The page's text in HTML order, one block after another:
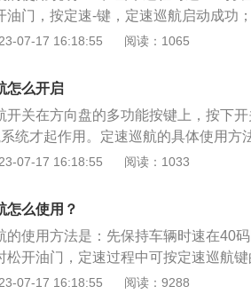
油门，按定速-键，定速巡航启动成功
速或减速的操作；3、按关闭键或踩刹
使车辆以固定的速度行驶。汽车采用了
车，司机也不用再去控制汽车的油门
同时也减少了汽车不必要的车速变化
于定速巡航的状态下，车辆会自动维
往给弯路行车带来危险。因此，需适当
下定速巡航按钮，汽车就能保持该速度
除了利用制动踏板消除功能外，还有
等操作开关的消除功能。(2)速度微调
功能:当车速小于40km/h时，存储的车
07-17 16:18:55 阅读：1065
怎么开启
开关在方向盘的多功能按键上，按下
统才起作用。定速巡航的具体使用方
定巡航车速系统启动后，轿车达到所
松开加速踏板后，系统便将车速恢复至
巡航车速40km/h以上，并以此车速持
。3、降低巡航车速按“SET”按钮，车
续降低车速，一旦松开按钮，当时的
h时松开“SET”按钮，则存储值即被
07-17 16:18:55 阅读：1033
怎么使用？
的使用方法是：先保持车辆时速在40
松开油门，定速过程中可按定速巡航
键或踩刹车，则定速巡航关闭。定速巡
07-17 16:18:55 阅读：9288